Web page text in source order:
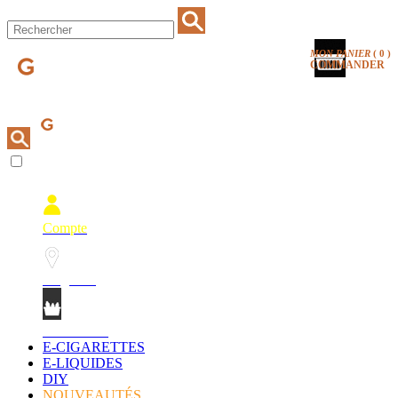
MON PANIER ( 0 )
COMMANDER
Compte
E-CIGARETTES
E-LIQUIDES
DIY
NOUVEAUTÉS